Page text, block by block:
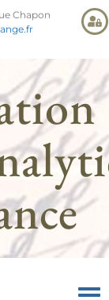
Chapon